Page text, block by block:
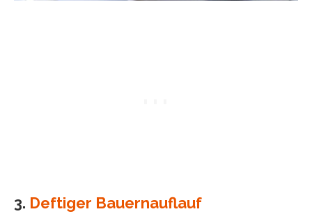
3. Deftiger Bauernauflauf